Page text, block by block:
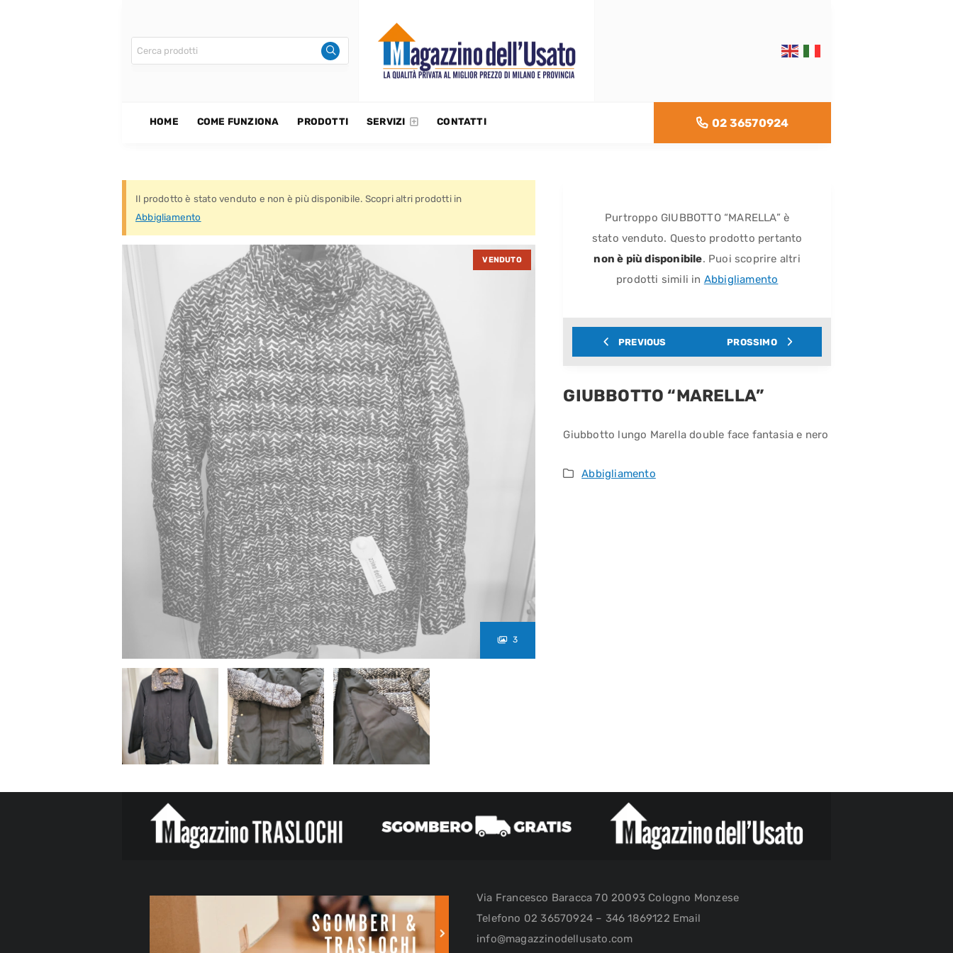
HOME COME FUNZIONA PRODOTTI SERVIZI CONTATTI 02 36570924
Il prodotto è stato venduto e non è più disponibile. Scopri altri prodotti in
Abbigliamento
3
VENDUTO
Purtroppo GIUBBOTTO “MARELLA” è
stato venduto. Questo prodotto pertanto
non è più disponibile. Puoi scoprire altri
prodotti simili in Abbigliamento
PREVIOUS PROSSIMO
GIUBBOTTO “MARELLA”
Giubbotto lungo Marella double face fantasia e nero
Abbigliamento
Via Francesco Baracca 70 20093 Cologno Monzese
Telefono 02 36570924 – 346 1869122 Email
info@magazzinodellusato.com